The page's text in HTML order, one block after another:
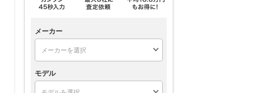
メーカー
モデル